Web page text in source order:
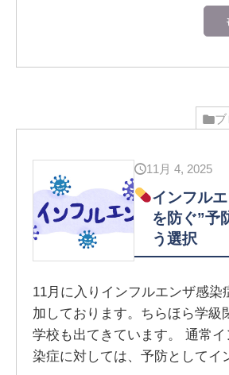
ブ
11月 4, 2025
インフル
を防ぐ”予
う選択
11月に入りインフルエンザ感染
加しております。ちらほら学級
学校も出てきています。 通常
染症に対しては、予防としてイ